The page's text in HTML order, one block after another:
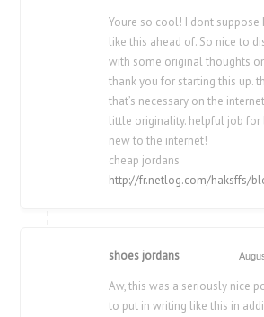
Youre so cool! I dont suppose
like this ahead of. So nice to
with some original thoughts
thank you for starting this up.
that’s necessary on the
little originality. helpful job for
new to the internet!
cheap jordans
http://fr.netlog.com/haksffs/
shoes jordans
Aw, this was a seriously nice
to put in writing like this in